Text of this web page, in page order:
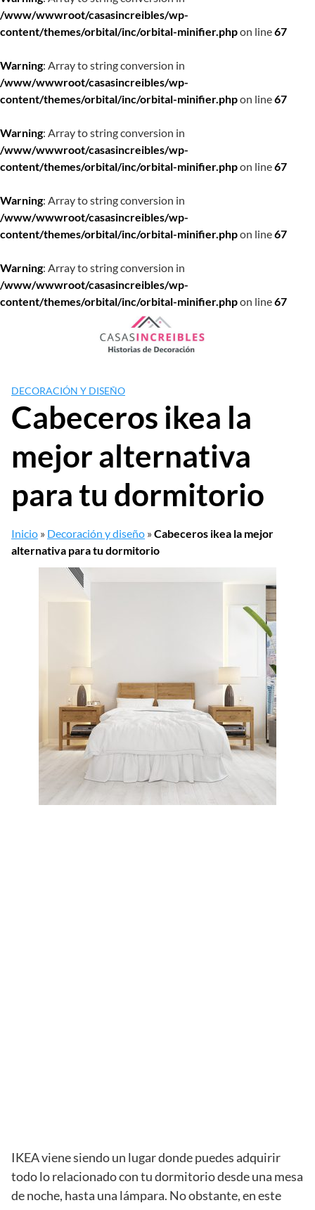
/www/wwwroot/casasincreibles/wp-
content/themes/orbital/inc/orbital-minifier.phpon line67
Warning: Array to string conversion in
/www/wwwroot/casasincreibles/wp-
content/themes/orbital/inc/orbital-minifier.phpon line67
Warning: Array to string conversion in
/www/wwwroot/casasincreibles/wp-
content/themes/orbital/inc/orbital-minifier.phpon line67
Warning: Array to string conversion in
/www/wwwroot/casasincreibles/wp-
content/themes/orbital/inc/orbital-minifier.phpon line67
Warning: Array to string conversion in
/www/wwwroot/casasincreibles/wp-
content/themes/orbital/inc/orbital-minifier.phpon line67
DECORACIÓN Y DISEÑO
Cabeceros ikea la
mejor alternativa
para tu dormitorio
Inicio » Decoración y diseño »Cabeceros ikea la mejor
alternativa para tu dormitorio
IKEA viene siendo un lugar donde puedes adquirir
todo lo relacionado con tu dormitorio desde una mesa
de noche, hasta una lámpara. No obstante, en este